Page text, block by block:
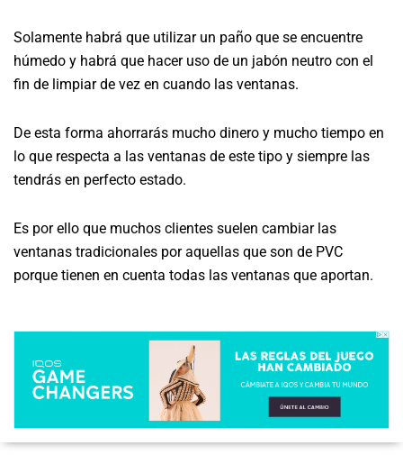
Solamente habrá que utilizar un paño que se encuentre
húmedo y habrá que hacer uso de un jabón neutro con el
fin de limpiar de vez en cuando las ventanas.
De esta forma ahorrarás mucho dinero y mucho tiempo en
lo que respecta a las ventanas de este tipo y siempre las
tendrás en perfecto estado.
Es por ello que muchos clientes suelen cambiar las
ventanas tradicionales por aquellas que son de PVC
porque tienen en cuenta todas las ventanas que aportan.